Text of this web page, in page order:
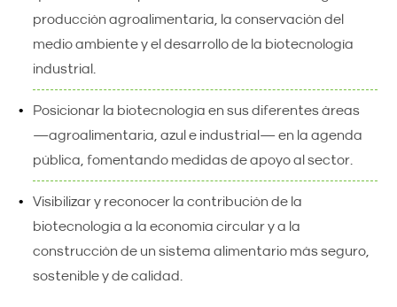
producción agroalimentaria, la conservación del
medio ambiente y el desarrollo de la biotecnología
industrial.
Posicionar la biotecnología en sus diferentes áreas
—agroalimentaria, azul e industrial— en la agenda
pública, fomentando medidas de apoyo al sector.
Visibilizar y reconocer la contribución de la
biotecnología a la economía circular y a la
construcción de un sistema alimentario más seguro,
sostenible y de calidad.